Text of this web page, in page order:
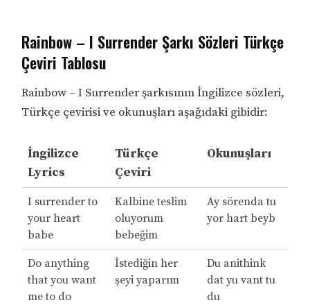
Rainbow – I Surrender Şarkı Sözleri Türkçe
Çeviri Tablosu
Rainbow – I Surrender şarkısının İngilizce sözleri,
Türkçe çevirisi ve okunuşları aşağıdaki gibidir:
İngilizce
Lyrics
Türkçe
Çeviri
Okunuşları
I surrender to
your heart
babe
Kalbine teslim
oluyorum
bebeğim
Ay sörenda tu
yor hart beyb
Do anything
that you want
me to do
İstediğin her
şeyi yaparım
Du anithink
dat yu vant tu
du